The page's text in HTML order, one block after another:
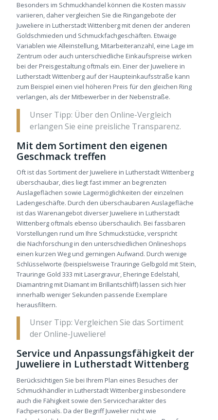
Besonders im Schmuckhandel können die Kosten massiv
variieren, daher vergleichen Sie die Ringangebote der
Juweliere in Lutherstadt Wittenberg mit denen der anderen
Goldschmieden und Schmuckfachgeschäften. Etwaige
Variablen wie Alleinstellung, Mitarbeiteranzahl, eine Lage im
Zentrum oder auch unterschiedliche Einkaufspreise wirken
bei der Preisgestaltung oftmals ein. Einer der Juweliere in
Lutherstadt Wittenberg auf der Haupteinkaufsstraße kann
zum Beispiel einen viel höheren Preis für den gleichen Ring
verlangen, als der Mitbewerber in der Nebenstraße.
Unser Tipp: Über den Online-Vergleich
erlangen Sie eine preisliche Transparenz.
Mit dem Sortiment den eigenen
Geschmack treffen
Oft ist das Sortiment der Juweliere in Lutherstadt Wittenberg
überschaubar, dies liegt fast immer an begrenzten
Auslageflächen sowie Lagermöglichkeiten der einzelnen
Ladengeschäfte. Durch den überschaubaren Auslagefläche
ist das Warenangebot diverser Juweliere in Lutherstadt
Wittenberg oftmals ebenso überschaulich. Bei fassbaren
Vorstellungen rund um Ihre Schmuckstücke, verspricht
die Nachforschung in den unterschiedlichen Onlineshops
einen kurzen Weg und gerningen Aufwand. Durch wenige
Schlüsselworte (beispielsweise Trauringe Gelbgold mit Stein,
Trauringe Gold 333 mit Lasergravur, Eheringe Edelstahl,
Diamantring mit Diamant im Brillantschliff) lassen sich hier
innerhalb weniger Sekunden passende Exemplare
herausfiltern.
Unser Tipp: Vergleichen Sie das Sortiment
der Online-­Juweliere!
Service und Anpassungsfähigkeit der
Juweliere in Lutherstadt Wittenberg
Berücksichtigen Sie bei Ihrem Plan eines Besuches der
Schmuckhändler in Lutherstadt Wittenberg insbesondere
auch die Fähigkeit sowie den Servicecharakter des
Fachpersonals. Da der Begriff Juwelier nicht wie